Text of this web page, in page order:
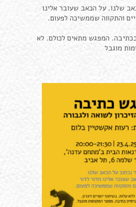
שלנו. על הכאב שעובר אלינו
והתקווה שממשיכה לפעום.
בכתיבה. המפגש מתאים לכולם. לא
מוגבל